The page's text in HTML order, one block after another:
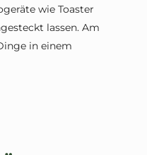
wie Toaster
lassen. Am
in einem